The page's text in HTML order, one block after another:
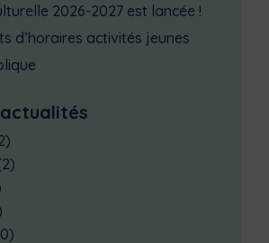
2026-2027 est lancée !
d’horaires activités jeunes